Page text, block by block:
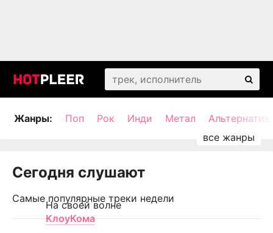
Жанры: Поп Рок Инди Метал
Сегодня слушают
Самые популярные треки недели
На своей волне
КлоуКома